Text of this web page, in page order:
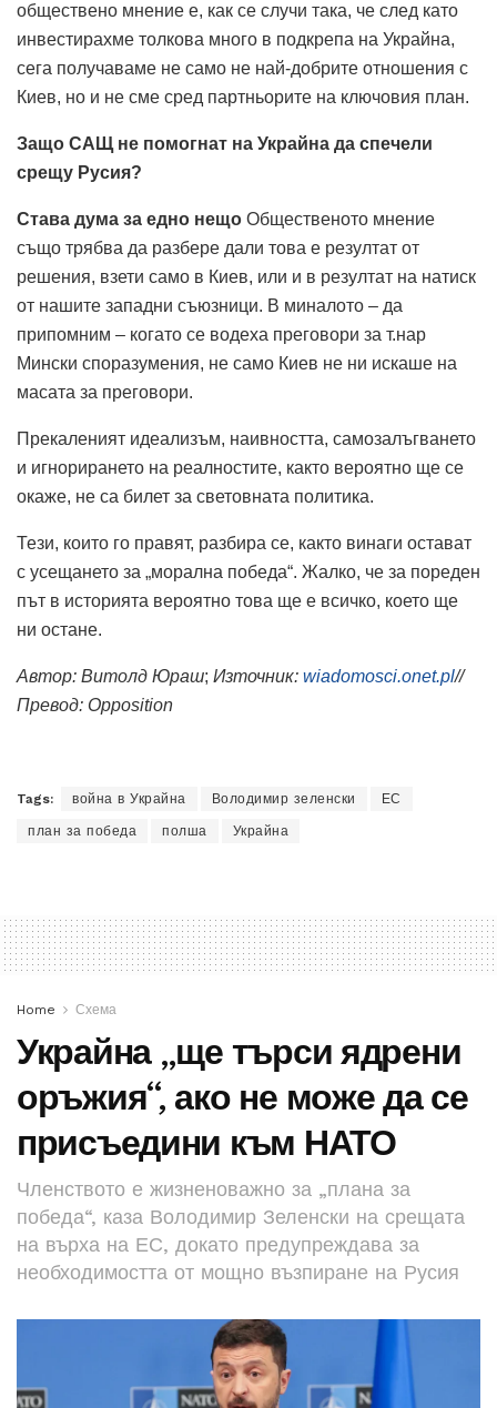
обществено мнение е, как се случи така, че след като
инвестирахме толкова много в подкрепа на Украйна,
сега получаваме не само не най-добрите отношения с
Киев, но и не сме сред партньорите на ключовия план.
Защо САЩ не помогнат на Украйна да спечели
срещу Русия?
Става дума за едно нещо Общественото мнение
също трябва да разбере дали това е резултат от
решения, взети само в Киев, или и в резултат на натиск
от нашите западни съюзници. В миналото – да
припомним – когато се водеха преговори за т.нар
Мински споразумения, не само Киев не ни искаше на
масата за преговори.
Прекаленият идеализъм, наивността, самозалъгването
и игнорирането на реалностите, както вероятно ще се
окаже, не са билет за световната политика.
Тези, които го правят, разбира се, както винаги остават
с усещането за „морална победа“. Жалко, че за пореден
път в историята вероятно това ще е всичко, което ще
ни остане.
Автор: Витолд Юраш; Източник: wiadomosci.onet.pl//
Превод: Opposition
Tags: война в Украйна Володимир зеленски ЕС
план за победа полша Украйна
Home Схема
Украйна „ще търси ядрени
оръжия“, ако не може да се
присъедини към НАТО
Членството е жизненоважно за „плана за
победа“, каза Володимир Зеленски на срещата
на върха на ЕС, докато предупреждава за
необходимостта от мощно възпиране на Русия